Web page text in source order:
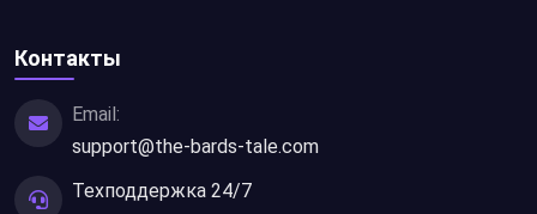
Контакты
Email:
support@the-bards-tale.com
Техподдержка 24/7